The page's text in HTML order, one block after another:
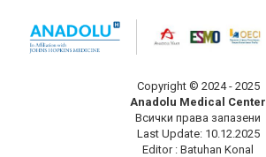
Copyright © 2024 - 2025
Anadolu Medical Center
Всички права запазени
Last Update: 10.12.2025
Editor : Batuhan Konal